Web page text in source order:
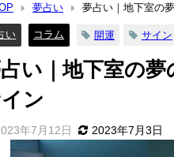
夢占い 夢占い｜地下室の
い コラム 開運 サイン
い｜地下室の
ン
年7月12日 2023年7月3日